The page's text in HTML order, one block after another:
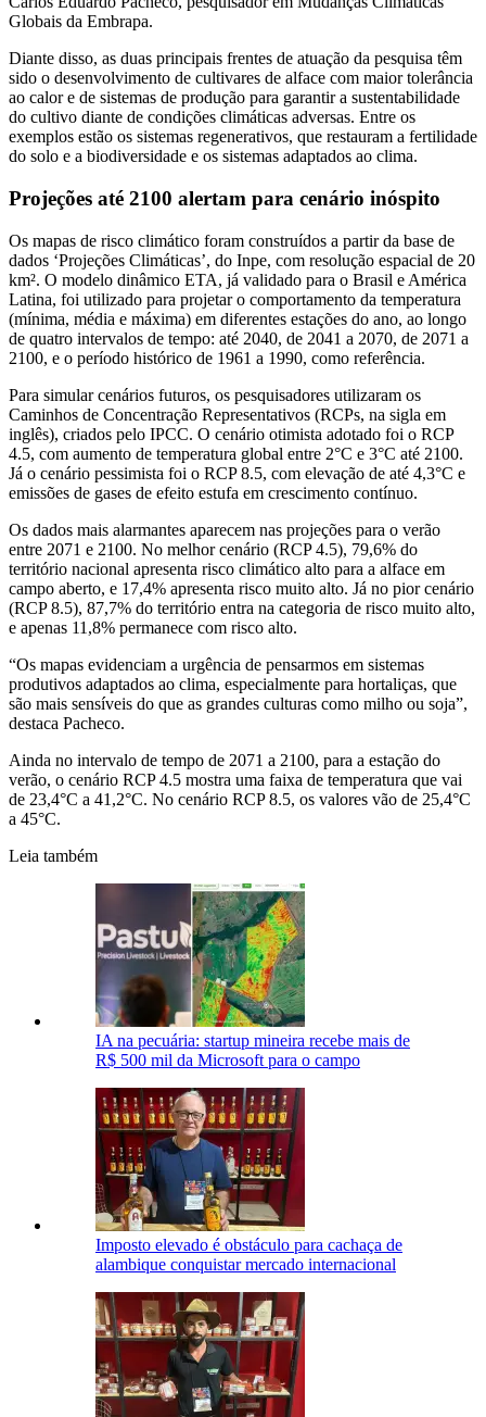
Globais da Embrapa.
Diante disso, as duas principais frentes de atuação da pesquisa têm
sido o desenvolvimento de cultivares de alface com maior tolerância
ao calor e de sistemas de produção para garantir a sustentabilidade
do cultivo diante de condições climáticas adversas. Entre os
exemplos estão os sistemas regenerativos, que restauram a fertilidade
do solo e a biodiversidade e os sistemas adaptados ao clima.
Projeções até 2100 alertam para cenário inóspito
Os mapas de risco climático foram construídos a partir da base de
dados ‘Projeções Climáticas’, do Inpe, com resolução espacial de 20
km². O modelo dinâmico ETA, já validado para o Brasil e América
Latina, foi utilizado para projetar o comportamento da temperatura
(mínima, média e máxima) em diferentes estações do ano, ao longo
de quatro intervalos de tempo: até 2040, de 2041 a 2070, de 2071 a
2100, e o período histórico de 1961 a 1990, como referência.
Para simular cenários futuros, os pesquisadores utilizaram os
Caminhos de Concentração Representativos (RCPs, na sigla em
inglês), criados pelo IPCC. O cenário otimista adotado foi o RCP
4.5, com aumento de temperatura global entre 2°C e 3°C até 2100.
Já o cenário pessimista foi o RCP 8.5, com elevação de até 4,3°C e
emissões de gases de efeito estufa em crescimento contínuo.
Os dados mais alarmantes aparecem nas projeções para o verão
entre 2071 e 2100. No melhor cenário (RCP 4.5), 79,6% do
território nacional apresenta risco climático alto para a alface em
campo aberto, e 17,4% apresenta risco muito alto. Já no pior cenário
(RCP 8.5), 87,7% do território entra na categoria de risco muito alto,
e apenas 11,8% permanece com risco alto.
“Os mapas evidenciam a urgência de pensarmos em sistemas
produtivos adaptados ao clima, especialmente para hortaliças, que
são mais sensíveis do que as grandes culturas como milho ou soja”,
destaca Pacheco.
Ainda no intervalo de tempo de 2071 a 2100, para a estação do
verão, o cenário RCP 4.5 mostra uma faixa de temperatura que vai
de 23,4°C a 41,2°C. No cenário RCP 8.5, os valores vão de 25,4°C
a 45°C.
Leia também
IA na pecuária: startup mineira recebe mais de
R$ 500 mil da Microsoft para o campo
Imposto elevado é obstáculo para cachaça de
alambique conquistar mercado internacional